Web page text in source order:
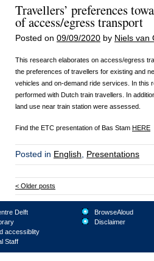
Travellers’ preferences
of access/egress transport
Posted on 09/09/2020 by Niels van
This research elaborates on access/egress
the preferences of travellers for existing and
vehicles and on-demand ride services. In this
performed with Dutch train travellers. In
land use near train station were assessed.
Find the ETC presentation of Bas Stam HERE
Posted in English Presentations
< Older posts
Delft
accessiblity
Staff
BrowseAloud
Disclaimer